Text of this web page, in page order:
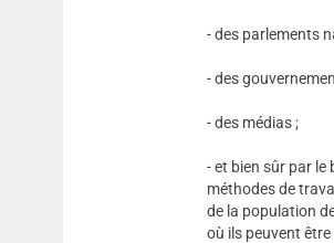
- des parlements
- des
- des médias ;
- et bien sûr par
méthodes de
de la population
où ils peuvent